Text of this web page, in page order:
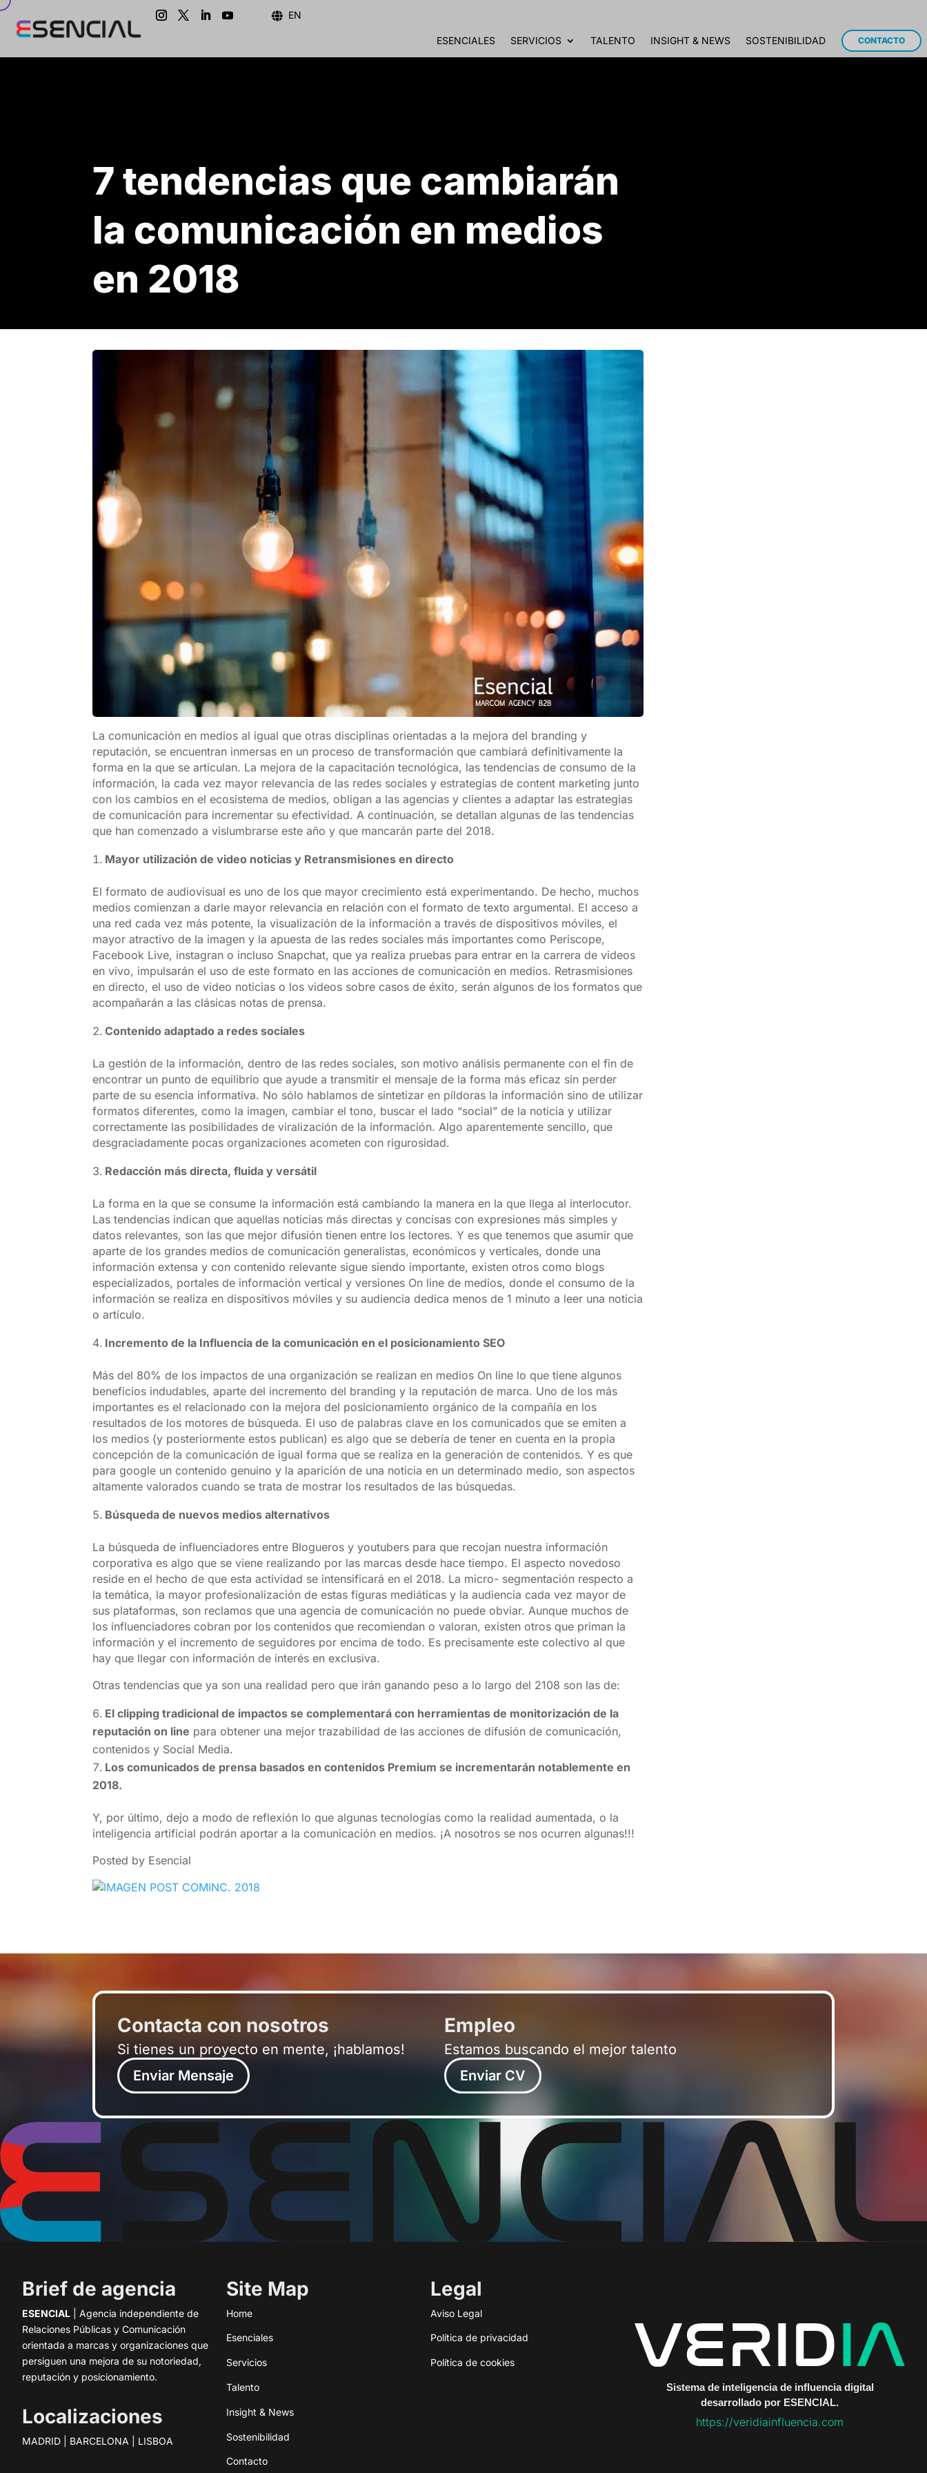
 EN
ESENCIALES SERVICIOS TALENTO INSIGHT & NEWS SOSTENIBILIDAD CONTACTO
7 tendencias que cambiarán
la comunicación en medios
en 2018
La comunicación en medios al igual que otras disciplinas orientadas a la mejora del branding y
reputación, se encuentran inmersas en un proceso de transformación que cambiará definitivamente la
forma en la que se articulan. La mejora de la capacitación tecnológica, las tendencias de consumo de la
información, la cada vez mayor relevancia de las redes sociales y estrategias de content marketing junto
con los cambios en el ecosistema de medios, obligan a las agencias y clientes a adaptar las estrategias
de comunicación para incrementar su efectividad. A continuación, se detallan algunas de las tendencias
que han comenzado a vislumbrarse este año y que mancarán parte del 2018.
Mayor utilización de video noticias y Retransmisiones en directo
El formato de audiovisual es uno de los que mayor crecimiento está experimentando. De hecho, muchos
medios comienzan a darle mayor relevancia en relación con el formato de texto argumental. El acceso a
una red cada vez más potente, la visualización de la información a través de dispositivos móviles, el
mayor atractivo de la imagen y la apuesta de las redes sociales más importantes como Periscope,
Facebook Live, instagran o incluso Snapchat, que ya realiza pruebas para entrar en la carrera de videos
en vivo, impulsarán el uso de este formato en las acciones de comunicación en medios. Retrasmisiones
en directo, el uso de video noticias o los videos sobre casos de éxito, serán algunos de los formatos que
acompañarán a las clásicas notas de prensa.
Contenido adaptado a redes sociales
La gestión de la información, dentro de las redes sociales, son motivo análisis permanente con el fin de
encontrar un punto de equilibrio que ayude a transmitir el mensaje de la forma más eficaz sin perder
parte de su esencia informativa. No sólo hablamos de sintetizar en píldoras la información sino de utilizar
formatos diferentes, como la imagen, cambiar el tono, buscar el lado “social” de la noticia y utilizar
correctamente las posibilidades de viralización de la información. Algo aparentemente sencillo, que
desgraciadamente pocas organizaciones acometen con rigurosidad.
Redacción más directa, fluida y versátil
La forma en la que se consume la información está cambiando la manera en la que llega al interlocutor.
Las tendencias indican que aquellas noticias más directas y concisas con expresiones más simples y
datos relevantes, son las que mejor difusión tienen entre los lectores. Y es que tenemos que asumir que
aparte de los grandes medios de comunicación generalistas, económicos y verticales, donde una
información extensa y con contenido relevante sigue siendo importante, existen otros como blogs
especializados, portales de información vertical y versiones On line de medios, donde el consumo de la
información se realiza en dispositivos móviles y su audiencia dedica menos de 1 minuto a leer una noticia
o artículo.
Incremento de la Influencia de la comunicación en el posicionamiento SEO
Más del 80% de los impactos de una organización se realizan en medios On line lo que tiene algunos
beneficios indudables, aparte del incremento del branding y la reputación de marca. Uno de los más
importantes es el relacionado con la mejora del posicionamiento orgánico de la compañía en los
resultados de los motores de búsqueda. El uso de palabras clave en los comunicados que se emiten a
los medios (y posteriormente estos publican) es algo que se debería de tener en cuenta en la propia
concepción de la comunicación de igual forma que se realiza en la generación de contenidos. Y es que
para google un contenido genuino y la aparición de una noticia en un determinado medio, son aspectos
altamente valorados cuando se trata de mostrar los resultados de las búsquedas.
Búsqueda de nuevos medios alternativos
La búsqueda de influenciadores entre Blogueros y youtubers para que recojan nuestra información
corporativa es algo que se viene realizando por las marcas desde hace tiempo. El aspecto novedoso
reside en el hecho de que esta actividad se intensificará en el 2018. La micro- segmentación respecto a
la temática, la mayor profesionalización de estas figuras mediáticas y la audiencia cada vez mayor de
sus plataformas, son reclamos que una agencia de comunicación no puede obviar. Aunque muchos de
los influenciadores cobran por los contenidos que recomiendan o valoran, existen otros que priman la
información y el incremento de seguidores por encima de todo. Es precisamente este colectivo al que
hay que llegar con información de interés en exclusiva.
Otras tendencias que ya son una realidad pero que irán ganando peso a lo largo del 2108 son las de:
El clipping tradicional de impactos se complementará con herramientas de monitorización de la
reputación on line para obtener una mejor trazabilidad de las acciones de difusión de comunicación,
contenidos y Social Media.
Los comunicados de prensa basados en contenidos Premium se incrementarán notablemente en
2018.
Y, por último, dejo a modo de reflexión lo que algunas tecnologías como la realidad aumentada, o la
inteligencia artificial podrán aportar a la comunicación en medios. ¡A nosotros se nos ocurren algunas!!!
Posted by Esencial
Contacta con nosotros
Si tienes un proyecto en mente, ¡hablamos!
Enviar Mensaje
Empleo
Estamos buscando el mejor talento
Enviar CV
Brief de agencia
ESENCIAL | Agencia independiente de
Relaciones Públicas y Comunicación
orientada a marcas y organizaciones que
persiguen una mejora de su notoriedad,
reputación y posicionamiento.
Localizaciones
MADRID | BARCELONA | LISBOA
Site Map
Home
Esenciales
Servicios
Talento
Insight & News
Sostenibilidad
Contacto
Legal
Aviso Legal
Política de privacidad
Política de cookies
Sistema de inteligencia de influencia digital
desarrollado por ESENCIAL.
https://veridiainfluencia.com